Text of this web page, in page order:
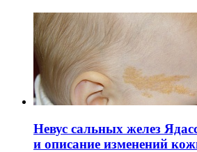
Невус сальных желез
и описание изменений